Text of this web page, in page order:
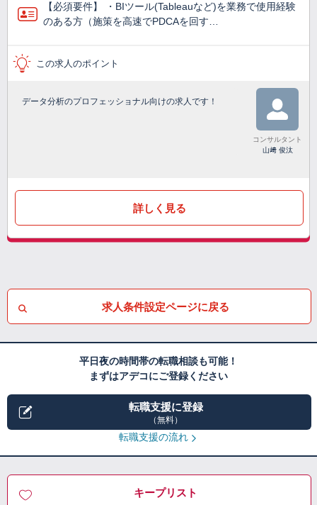
【必須要件】 ・BIツール(Tableauなど)を業務で使⽤経験
のある方（施策を高速でPDCAを回す…
この求人のポイント
データ分析のプロフェッショナル向けの求人です！
コンサルタント
山﨑 俊汰
詳しく見る
求人条件設定ページに戻る
平日夜の時間帯の転職相談も可能！
まずはアデコにご登録ください
転職支援に登録
（無料）
転職支援の流れ
キープリスト